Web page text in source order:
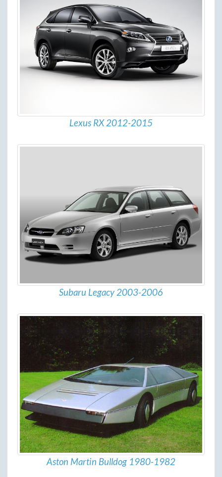
Lexus RX 2012-2015
Subaru Legacy 2003-2006
Aston Martin Bulldog 1980-1982